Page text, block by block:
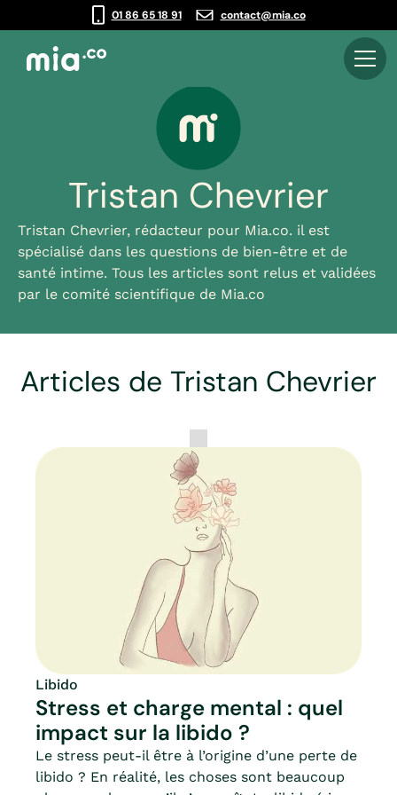
01 86 65 18 91 contact@mia.co
Tristan Chevrier
Tristan Chevrier, rédacteur pour Mia.co. il est
spécialisé dans les questions de bien-être et de
santé intime. Tous les articles sont relus et validées
par le comité scientifique de Mia.co
Articles de Tristan Chevrier
Libido
Stress et charge mental : quel
impact sur la libido ?
Le stress peut-il être à l’origine d’une perte de
libido ? En réalité, les choses sont beaucoup